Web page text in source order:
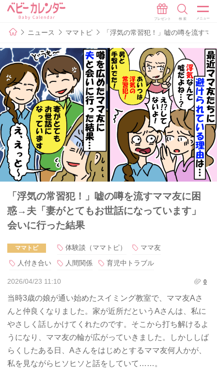
ニュース ママトピ 「浮気の常習犯！」嘘の噂を流す
「浮気の常習犯！」嘘の噂を流すママ友に困
惑→夫「妻がとてもお世話になっています」
会いに行った結果
ママトピ 体験談（ママトピ）
ママ友
人付き合い
人間関係 育児中トラブル
2026/04/23 11:10 0
当時3歳の娘が通い始めたスイミング教室で、ママ友Aさ
んと仲良くなりました。家が近所だというAさんは、私に
やさしく話しかけてくれたのです。そこから打ち解けるよ
うになり、ママ友の輪が広がっていきました。しかししば
らくしたある日、Aさんをはじめとするママ友何人かが、
私を見ながらヒソヒソと話をしていて……。